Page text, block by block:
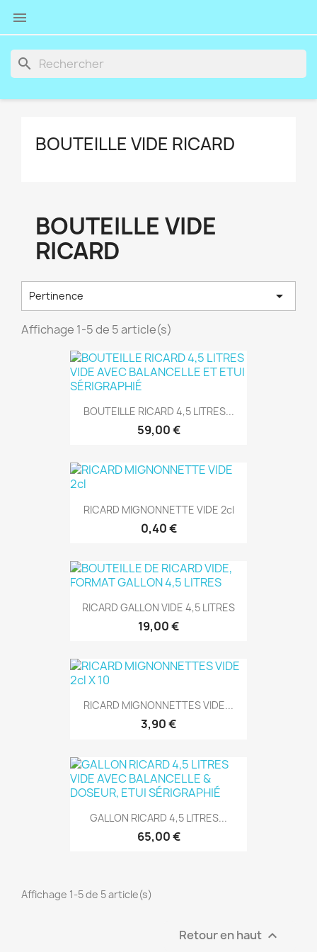

search
BOUTEILLE VIDE RICARD
BOUTEILLE VIDE
RICARD
Pertinence 
Affichage 1-5 de 5 article(s)
BOUTEILLE RICARD 4,5 LITRES...
59,00 €
RICARD MIGNONNETTE VIDE 2cl
0,40 €
RICARD GALLON VIDE 4,5 LITRES
19,00 €
RICARD MIGNONNETTES VIDE...
3,90 €
GALLON RICARD 4,5 LITRES...
65,00 €
Affichage 1-5 de 5 article(s)
Retour en haut 